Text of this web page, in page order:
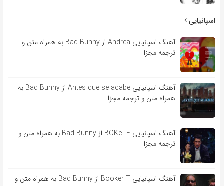
اسپانیایی
آهنگ اسپانیایی Andrea از Bad Bunny به همراه متن و
ترجمه مجزا
آهنگ اسپانیایی Antes que se acabe از Bad Bunny به
همراه متن و ترجمه مجزا
آهنگ اسپانیایی BOKeTE از Bad Bunny به همراه متن و
ترجمه مجزا
آهنگ اسپانیایی Booker T از Bad Bunny به همراه متن و